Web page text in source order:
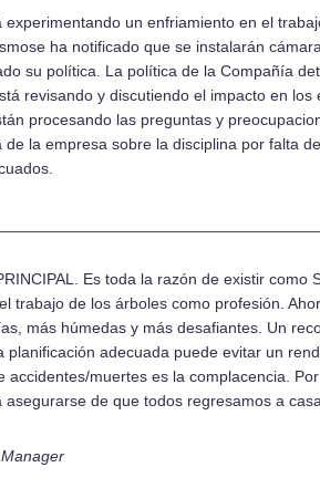
experimentando un enfriamiento en el
ha notificado que se instalarán
su política. La política de la Compañía
revisando y discutiendo el impacto en
procesando las preguntas y
la empresa sobre la disciplina por falta
Es toda la razón de existir como
trabajo de los árboles como profesión.
más húmedas y más desafiantes. Un
adecuada puede evitar un
muertes es la complacencia.
de que todos regresamos a casa.